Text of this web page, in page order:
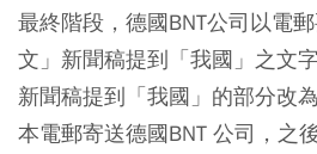
最終階段，德國BNT公司以電
文」新聞稿提到「我國」之文
新聞稿提到「我國」的部分改
本電郵寄送德國BNT 公司，之